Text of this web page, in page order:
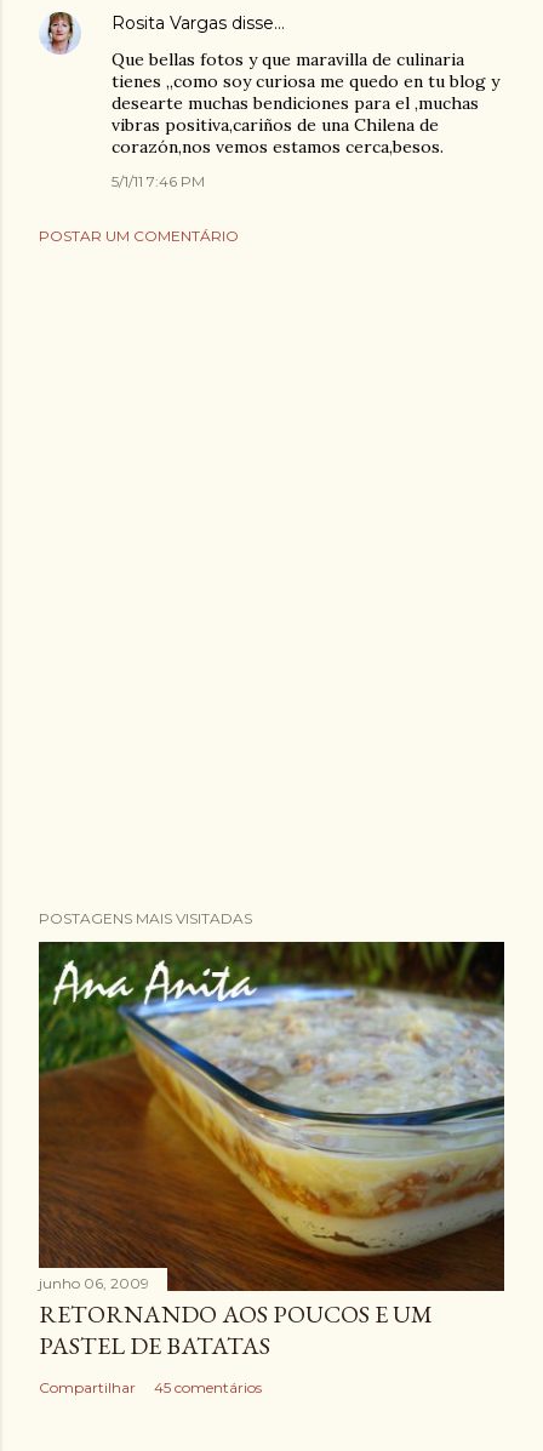
Rosita Vargas disse…
Que bellas fotos y que maravilla de culinaria
tienes ,,como soy curiosa me quedo en tu blog y
desearte muchas bendiciones para el ,muchas
vibras positiva,cariños de una Chilena de
corazón,nos vemos estamos cerca,besos.
5/1/11 7:46 PM
POSTAR UM COMENTÁRIO
POSTAGENS MAIS VISITADAS
junho 06, 2009
RETORNANDO AOS POUCOS E UM
PASTEL DE BATATAS
Compartilhar 45 comentários